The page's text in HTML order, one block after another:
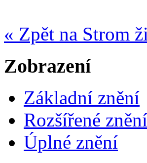
« Zpět na Strom
Zobrazení
Základní znění
Rozšířené znění
Úplné znění